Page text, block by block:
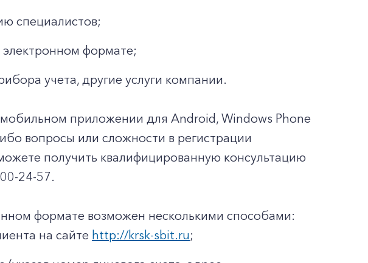
специалистов;
электронном формате;
учета, другие услуги компании.
приложении для Android, Windows Phone
вопросы или сложности в регистрации
получить квалифицированную консультацию
24-57.
формате возможен несколькими способами:
на сайте http://krsk-sbit.ru;